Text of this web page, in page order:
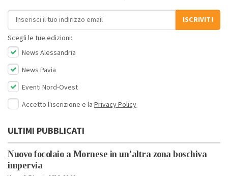
Indirizzo email
ISCRIVITI
Scegli le tue edizioni:
News Alessandria
News Pavia
Eventi Nord-Ovest
Accetto l'iscrizione e la Privacy Policy
ULTIMI PUBBLICATI
Nuovo focolaio a Mornese in un’altra zona boschiva
impervia